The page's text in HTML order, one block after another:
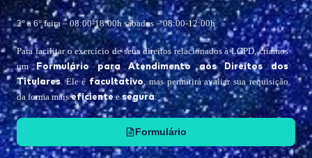
2° a 6° feira – 08:00-18:00h sábados – 08:00-12:00h
Para facilitar o exercício de seus direitos relacionados à LGPD, criamos
umFormulário para Atendimento aos Direitos dos
Titulares. Ele éfacultativo, mas permitirá avaliar sua requisição
da forma maiseficienteesegura:
Formulário